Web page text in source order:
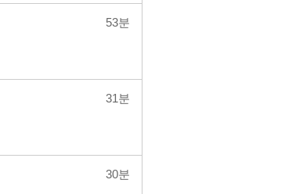
53분
31분
30분